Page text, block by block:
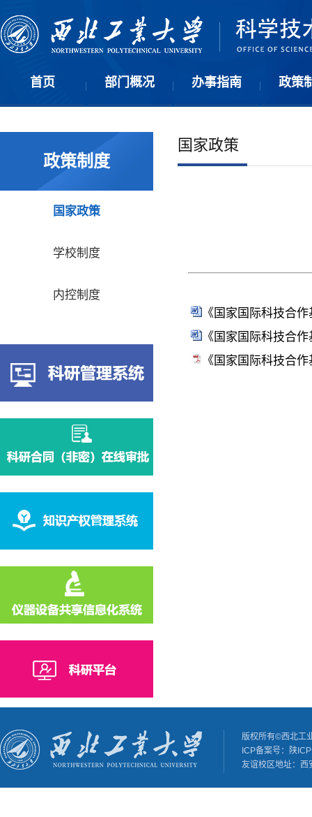
首页 | 部门概况 | 办事指南 | 政策
政策制度
国家政策
学校制度
内控制度
国家政策
《国家国际科技合
《国家国际科技合
《国家国际科技合
版权所有©西北工
ICP备案号：陕
友谊校区地址：